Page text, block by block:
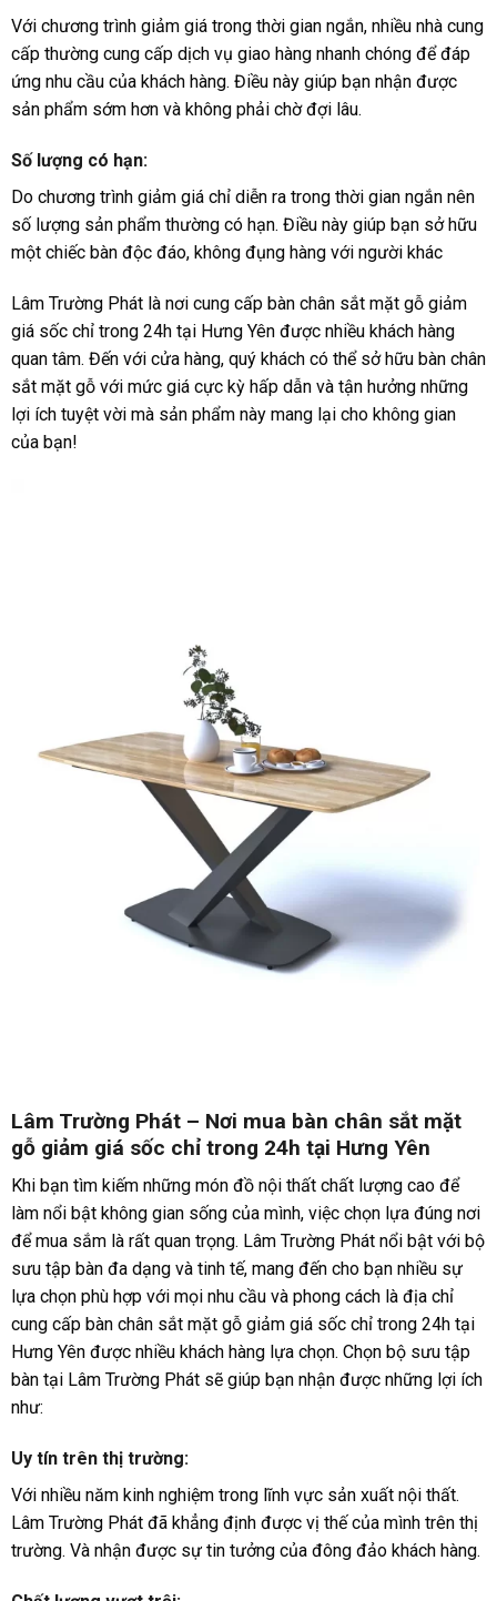
Với chương trình giảm giá trong thời gian ngắn, nhiều nhà cung
cấp thường cung cấp dịch vụ giao hàng nhanh chóng để đáp
ứng nhu cầu của khách hàng. Điều này giúp bạn nhận được
sản phẩm sớm hơn và không phải chờ đợi lâu.
Số lượng có hạn:
Do chương trình giảm giá chỉ diễn ra trong thời gian ngắn nên
số lượng sản phẩm thường có hạn. Điều này giúp bạn sở hữu
một chiếc bàn độc đáo, không đụng hàng với người khác
Lâm Trường Phát là nơi cung cấp bàn chân sắt mặt gỗ giảm
giá sốc chỉ trong 24h tại Hưng Yên được nhiều khách hàng
quan tâm. Đến với cửa hàng, quý khách có thể sở hữu bàn chân
sắt mặt gỗ với mức giá cực kỳ hấp dẫn và tận hưởng những
lợi ích tuyệt vời mà sản phẩm này mang lại cho không gian
của bạn!
Lâm Trường Phát – Nơi mua bàn chân sắt mặt
gỗ giảm giá sốc chỉ trong 24h tại Hưng Yên
Khi bạn tìm kiếm những món đồ nội thất chất lượng cao để
làm nổi bật không gian sống của mình, việc chọn lựa đúng nơi
để mua sắm là rất quan trọng. Lâm Trường Phát nổi bật với bộ
sưu tập bàn đa dạng và tinh tế, mang đến cho bạn nhiều sự
lựa chọn phù hợp với mọi nhu cầu và phong cách là địa chỉ
cung cấp bàn chân sắt mặt gỗ giảm giá sốc chỉ trong 24h tại
Hưng Yên được nhiều khách hàng lựa chọn. Chọn bộ sưu tập
bàn tại Lâm Trường Phát sẽ giúp bạn nhận được những lợi ích
như:
Uy tín trên thị trường:
Với nhiều năm kinh nghiệm trong lĩnh vực sản xuất nội thất.
Lâm Trường Phát đã khẳng định được vị thế của mình trên thị
trường. Và nhận được sự tin tưởng của đông đảo khách hàng.